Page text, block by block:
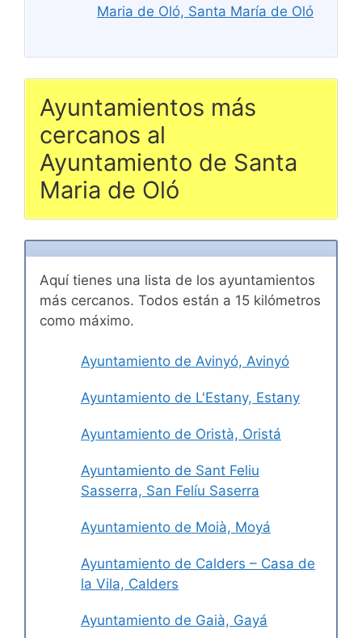
Maria de Oló, Santa María de Oló
Ayuntamientos más
cercanos al
Ayuntamiento de Santa
Maria de Oló
Aquí tienes una lista de los ayuntamientos
más cercanos. Todos están a 15 kilómetros
como máximo.
Ayuntamiento de Avinyó, Avinyó
Ayuntamiento de L'Estany, Estany
Ayuntamiento de Oristà, Oristá
Ayuntamiento de Sant Feliu
Sasserra, San Felíu Saserra
Ayuntamiento de Moià, Moyá
Ayuntamiento de Calders – Casa de
la Vila, Calders
Ayuntamiento de Gaià, Gayá